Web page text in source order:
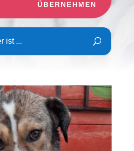
ÜBERNEHMEN
ist ...